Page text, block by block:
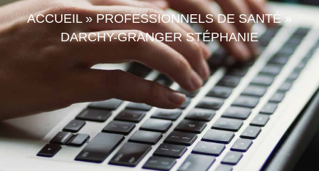
ACCUEIL»PROFESSIONNELS DE SANTÉ»
DARCHY-GRANGER STÉPHANIE